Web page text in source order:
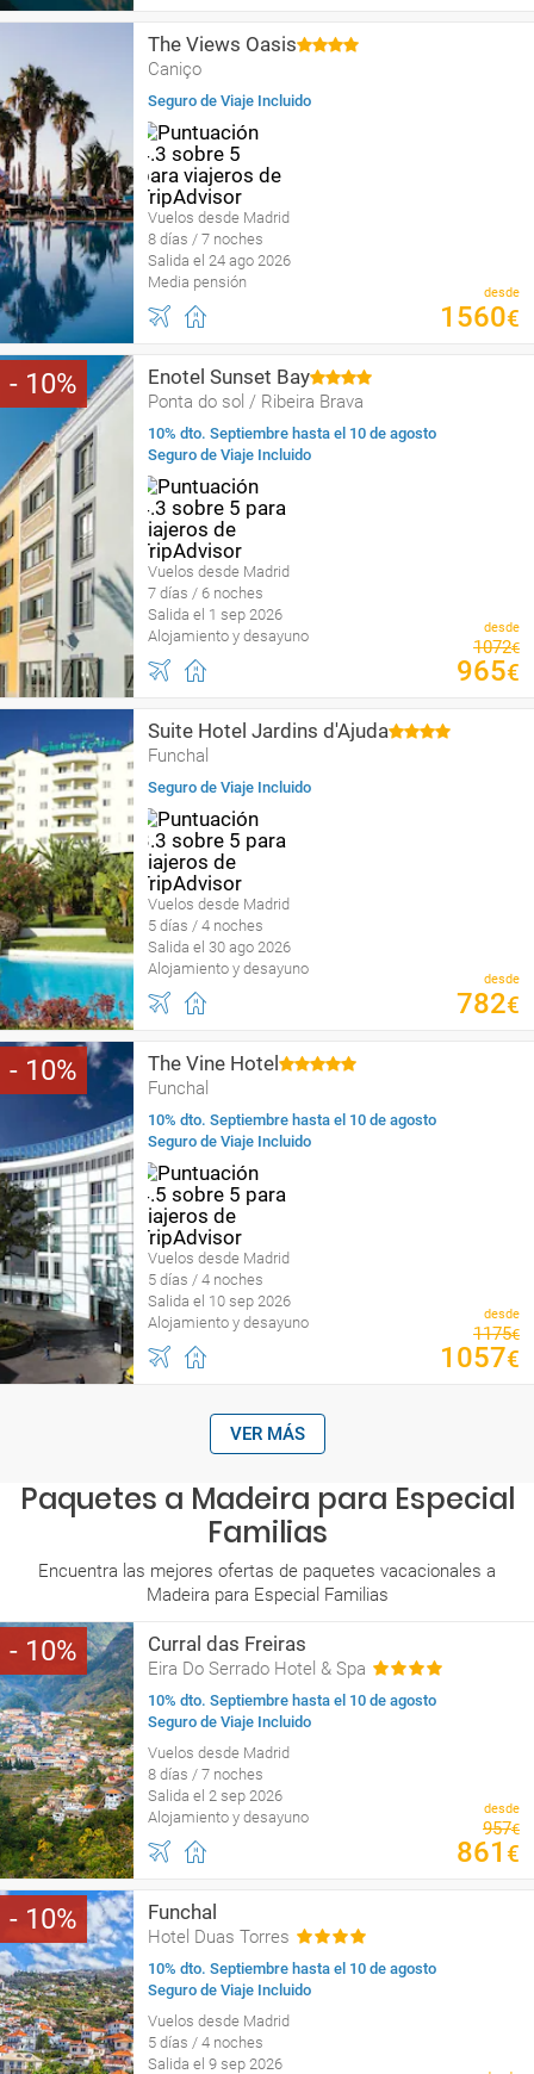
The Views Oasis
Caniço
Seguro de Viaje Incluido
Vuelos desde Madrid
8 días / 7 noches
Salida el 24 ago 2026
Media pensión
desde
1560€
10 Enotel Sunset Bay
Ponta do sol / Ribeira Brava
10% dto. Septiembre hasta el 10 de agosto
Seguro de Viaje Incluido
Vuelos desde Madrid
7 días / 6 noches
Salida el 1 sep 2026
Alojamiento y desayuno
desde
1072€
965€
Suite Hotel Jardins d'Ajuda
Funchal
Seguro de Viaje Incluido
Vuelos desde Madrid
5 días / 4 noches
Salida el 30 ago 2026
Alojamiento y desayuno
desde
782€
10 The Vine Hotel
Funchal
10% dto. Septiembre hasta el 10 de agosto
Seguro de Viaje Incluido
Vuelos desde Madrid
5 días / 4 noches
Salida el 10 sep 2026
Alojamiento y desayuno
desde
1175€
1057€
VER MÁS
Paquetes a Madeira para Especial
Familias
Encuentra las mejores ofertas de paquetes vacacionales a
Madeira para Especial Familias
10 Curral das Freiras
Eira Do Serrado Hotel & Spa
10% dto. Septiembre hasta el 10 de agosto
Seguro de Viaje Incluido
Vuelos desde Madrid
8 días / 7 noches
Salida el 2 sep 2026
Alojamiento y desayuno
desde
957€
861 €
10 Funchal
Hotel Duas Torres
10% dto. Septiembre hasta el 10 de agosto
Seguro de Viaje Incluido
Vuelos desde Madrid
5 días / 4 noches
Salida el 9 sep 2026